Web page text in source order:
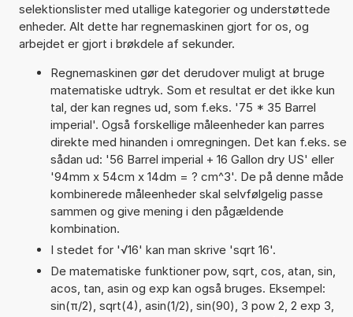
selektionslister med utallige kategorier og understøttede
enheder. Alt dette har regnemaskinen gjort for os, og
arbejdet er gjort i brøkdele af sekunder.
Regnemaskinen gør det derudover muligt at bruge
matematiske udtryk. Som et resultat er det ikke kun
tal, der kan regnes ud, som f.eks. '75 * 35 Barrel
imperial'. Også forskellige måleenheder kan parres
direkte med hinanden i omregningen. Det kan f.eks. se
sådan ud: '56 Barrel imperial + 16 Gallon dry US' eller
'94mm x 54cm x 14dm = ? cm^3'. De på denne måde
kombinerede måleenheder skal selvfølgelig passe
sammen og give mening i den pågældende
kombination.
I stedet for '√16' kan man skrive 'sqrt 16'.
De matematiske funktioner pow, sqrt, cos, atan, sin,
acos, tan, asin og exp kan også bruges. Eksempel:
sin(π/2), sqrt(4), asin(1/2), sin(90), 3 pow 2, 2 exp 3,